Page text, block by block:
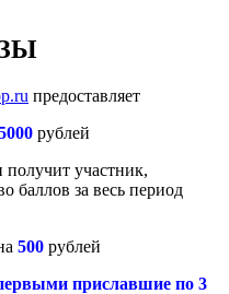
предоставляет
рублей
участник,
баллов за весь период
500 рублей
приславшие по 3